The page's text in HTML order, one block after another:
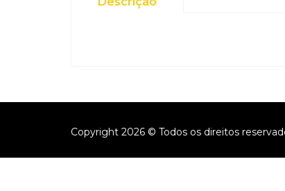
Copyright 2026 © Todos os direitos